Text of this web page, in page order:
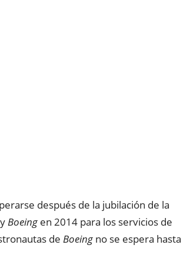
después de la jubilación de la
Boeing en 2014 para los servicios de
de Boeing no se espera hasta